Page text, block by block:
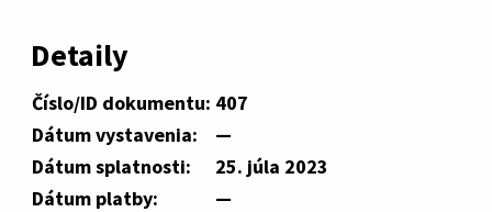
Detaily
Číslo/ID dokumentu: 407
Dátum vystavenia:
—
Dátum splatnosti:
25. júla 2023
Dátum platby:
—